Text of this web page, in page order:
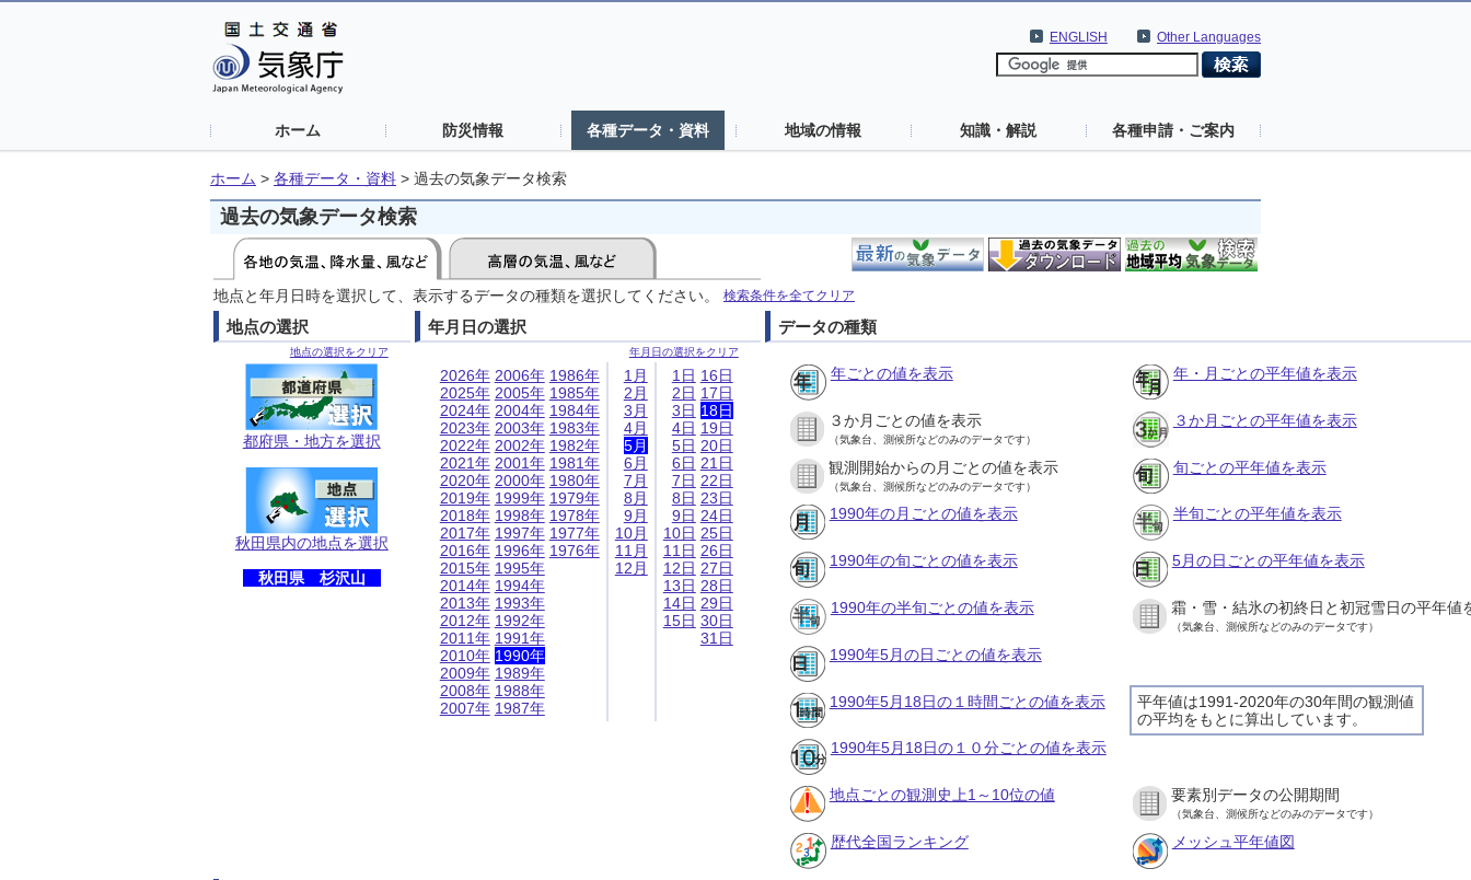
Other Languages
ENGLISH
ホーム 防災情報 各種データ・資料 地域の情報 知識・解説 各種申請・ご案内
ホーム > 各種データ・資料 > 過去の気象データ検索
過去の気象データ検索
地点と年月日時を選択して、表示するデータの種類を選択してください。 検索条件を全てクリア
地点の選択
地点の選択をクリア
都府県・地方を選択
秋田県内の地点を選択
秋田県 杉沢山
年月日の選択
年月日の選択をクリア
2026年
2025年
2024年
2023年
2022年
2021年
2020年
2019年
2018年
2017年
2016年
2015年
2014年
2013年
2012年
2011年
2010年
2009年
2008年
2007年
2006年
2005年
2004年
2003年
2002年
2001年
2000年
1999年
1998年
1997年
1996年
1995年
1994年
1993年
1992年
1991年
1990年
1989年
1988年
1987年
1986年
1985年
1984年
1983年
1982年
1981年
1980年
1979年
1978年
1977年
1976年
1月
2月
3月
4月
5月
6月
7月
8月
9月
10月
11月
12月
1日
2日
3日
4日
5日
6日
7日
8日
9日
10日
11日
12日
13日
14日
15日
16日
17日
18日
19日
20日
21日
22日
23日
24日
25日
26日
27日
28日
29日
30日
31日
データの種類
年ごとの値を表示 年・月ごとの平年値を表示
３か月ごとの値を表示
（気象台、測候所などのみのデータです）
３か月ごとの平年値を表示
観測開始からの月ごとの値を表示
（気象台、測候所などのみのデータです）
旬ごとの平年値を表示
1990年の月ごとの値を表示 半旬ごとの平年値を表示
1990年の旬ごとの値を表示 5月の日ごとの平年値を表示
1990年の半旬ごとの値を表示 霜・雪・結氷の初終日と初冠雪日の平年値
（気象台、測候所などのみのデータです）
1990年5月の日ごとの値を表示
平年値は1991-2020年の30年間の観測値
の平均をもとに算出しています。
1990年5月18日の１時間ごとの値を表示
1990年5月18日の１０分ごとの値を表示
地点ごとの観測史上1～10位の値 要素別データの公開期間
（気象台、測候所などのみのデータです）
歴代全国ランキング メッシュ平年値図